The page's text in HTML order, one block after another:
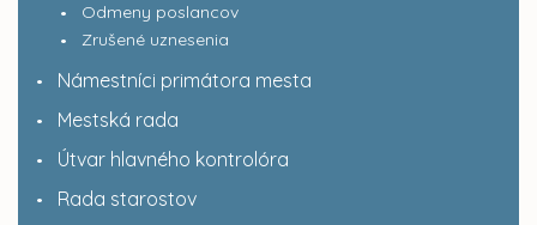
Odmeny poslancov
Zrušené uznesenia
Námestníci primátora mesta
Mestská rada
Útvar hlavného kontrolóra
Rada starostov